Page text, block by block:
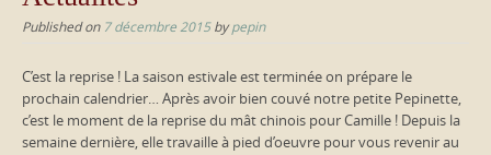
Published on 7 décembre 2015bypepin
C’est la reprise ! La saison estivale est terminée on prépare le
prochain calendrier… Après avoir bien couvé notre petite Pepinette,
c’est le moment de la reprise du mât chinois pour Camille ! Depuis la
semaine dernière, elle travaille à pied d’oeuvre pour vous revenir au